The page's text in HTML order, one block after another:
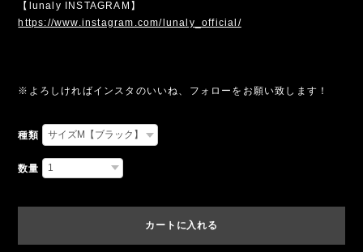
【lunaly INSTAGRAM】
https://www.instagram.com/lunaly_official/
※よろしければインスタのいいね、フォローをお願い致します！
種類
数量
カートに入れる